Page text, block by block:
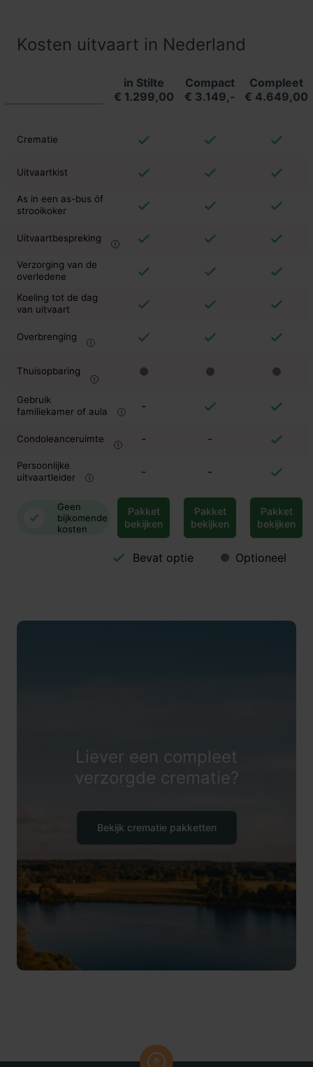
Kosten uitvaart in Nederland
in Stilte
€ 1.299,00
Compact
€ 3.149,-
Compleet
€ 4.649,00
Crematie
Uitvaartkist
As in een as-bus óf
strooikoker
Uitvaartbespreking
Verzorging van de
overledene
Koeling tot de dag
van uitvaart
Overbrenging
Thuisopbaring
Gebruik
familiekamer of aula
-
Condoleanceruimte - -
Persoonlijke
uitvaartleider
- -
Geen
bijkomende
kosten
Pakket
bekijken
Pakket
bekijken
Pakket
bekijken
Bevat optie Optioneel
Liever een compleet
verzorgde crematie?
Bekijk crematie pakketten